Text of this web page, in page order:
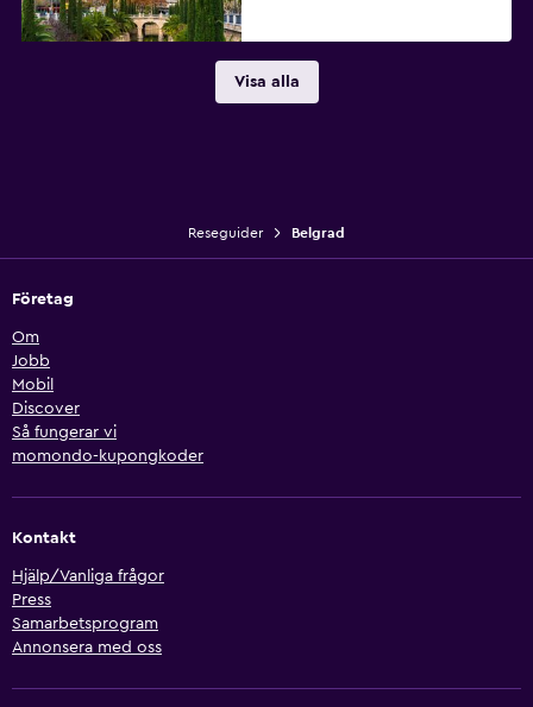
Visa alla
Reseguider Belgrad
Företag
Om
Jobb
Mobil
Discover
Så fungerar vi
momondo-kupongkoder
Kontakt
Hjälp/Vanliga frågor
Press
Samarbetsprogram
Annonsera med oss